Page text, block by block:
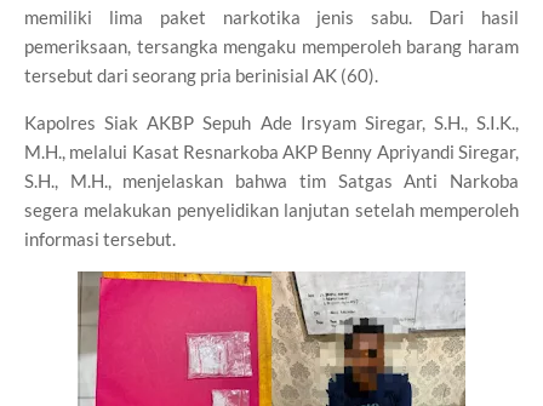
memiliki lima paket narkotika jenis sabu. Dari hasil
pemeriksaan, tersangka mengaku memperoleh barang haram
tersebut dari seorang pria berinisial AK (60).
Kapolres Siak AKBP Sepuh Ade Irsyam Siregar, S.H., S.I.K.,
M.H., melalui Kasat Resnarkoba AKP Benny Apriyandi Siregar,
S.H., M.H., menjelaskan bahwa tim Satgas Anti Narkoba
segera melakukan penyelidikan lanjutan setelah memperoleh
informasi tersebut.